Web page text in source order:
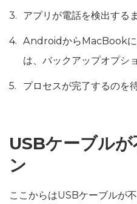
アプリが電話を検出する
AndroidからMacBookに
は、バックアップオプシ
プロセスが完了するのを
USBケーブル
ン
ここからはUSBケーブルが